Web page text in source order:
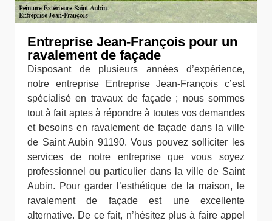
Entreprise Jean-François pour un
ravalement de façade
Disposant de plusieurs années d’expérience,
notre entreprise Entreprise Jean-François c’est
spécialisé en travaux de façade ; nous sommes
tout à fait aptes à répondre à toutes vos demandes
et besoins en ravalement de façade dans la ville
de Saint Aubin 91190. Vous pouvez solliciter les
services de notre entreprise que vous soyez
professionnel ou particulier dans la ville de Saint
Aubin. Pour garder l’esthétique de la maison, le
ravalement de façade est une excellente
alternative. De ce fait, n’hésitez plus à faire appel